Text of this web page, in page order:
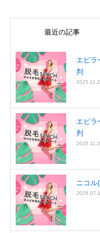
最近の記事
エピラ
判
エピラ
判
ニコル